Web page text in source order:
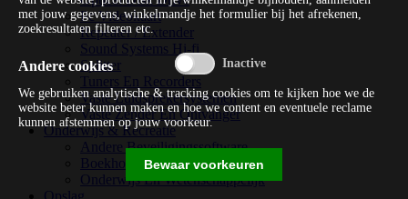
Pc Videokaart
Repeater / Extender
Sound Systems Hi-fi
Splitter
Tuners En Recorders
Vaste Luidsprekersystemen
Vaste Zender En Ontvanger
Onderwijs & Recreatie
Andere Beveiligingssoftware
Boekhouding / Financiën
Onderwijs En Wetenschappelijk
met jouw gegevens, winkelmandje het formulier bij het afrekenen,
zoekresultaten filteren etc.
Andere cookies
We gebruiken analytische & tracking cookies om te kijken hoe we de
website beter kunnen maken en hoe we content en eventuele reclame
kunnen afstemmen op jouw voorkeur.
Bewaar voorkeuren